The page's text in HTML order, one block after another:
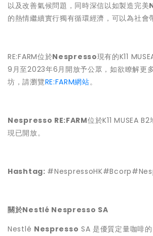
以及改善氣候問題，同時深信以如製造完美
的熱情繼續實行獨有循環經濟，可以為社會
RE:FARM位於Nespresso現有的K11
9月至2023年6月開放予公眾，如欲瞭解更
坊，請瀏覽RE:FARM網站。
Nespresso RE:FARM位於K11 MUSEA
現已開放。
Hashtag:
關於Nestlé Nespresso SA
Nestlé Nespresso SA 是優質定量咖啡